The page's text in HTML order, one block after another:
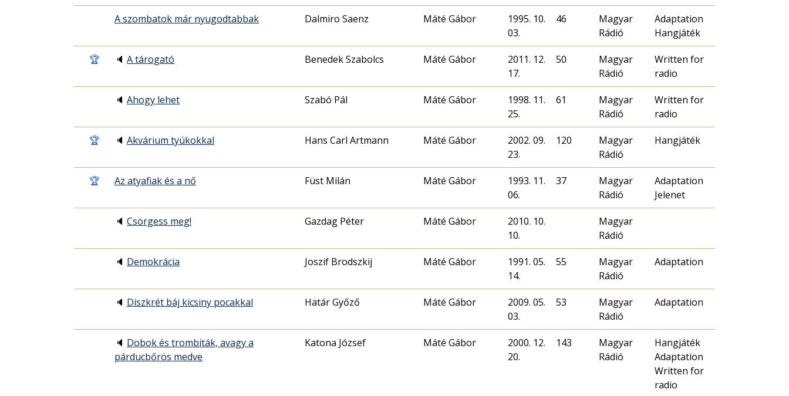
A szombatok már nyugodtabbak Dalmiro Saenz Máté Gábor
1995. 10.
03.
46
Magyar
Rádió
Adaptation
Hangjáték
🏆 🔈 A tárogató Benedek Szabolcs Máté Gábor
2011. 12.
17.
50
Magyar
Rádió
Written for
radio
🔈 Ahogy lehet Szabó Pál Máté Gábor
1998. 11.
25.
61
Magyar
Rádió
Written for
radio
🏆 🔈 Akvárium tyúkokkal Hans Carl Artmann Máté Gábor
2002. 09.
23.
120
Magyar
Rádió
Hangjáték
🏆 Az atyafiak és a nő Füst Milán Máté Gábor
1993. 11.
06.
37
Magyar
Rádió
Adaptation
Jelenet
🔈 Csörgess meg! Gazdag Péter Máté Gábor
2010. 10.
10.
Magyar
Rádió
🔈 Demokrácia Joszif Brodszkij Máté Gábor
1991. 05.
14.
55
Magyar
Rádió
Adaptation
🔈 Diszkrét báj kicsiny pocakkal Határ Győző Máté Gábor
2009. 05.
03.
53
Magyar
Rádió
Adaptation
🔈 Dobok és trombiták, avagy a
párducbőrös medve
Katona József Máté Gábor
2000. 12.
20.
143
Magyar
Rádió
Hangjáték
Adaptation
Written for
radio